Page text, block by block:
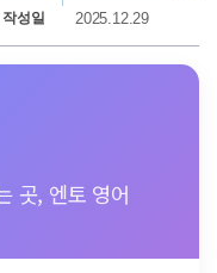
작성일 2025.12.29
곳, 엔토 영어